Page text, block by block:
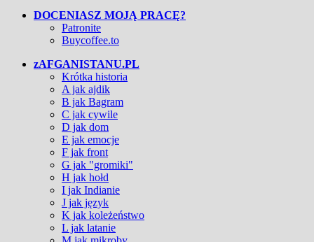
DOCENIASZ MOJĄ PRACĘ?
Patronite
Buycoffee.to
zAFGANISTANU.PL
Krótka historia
A jak ajdik
B jak Bagram
C jak cywile
D jak dom
E jak emocje
F jak front
G jak "gromiki"
H jak hołd
I jak Indianie
J jak język
K jak koleżeństwo
L jak latanie